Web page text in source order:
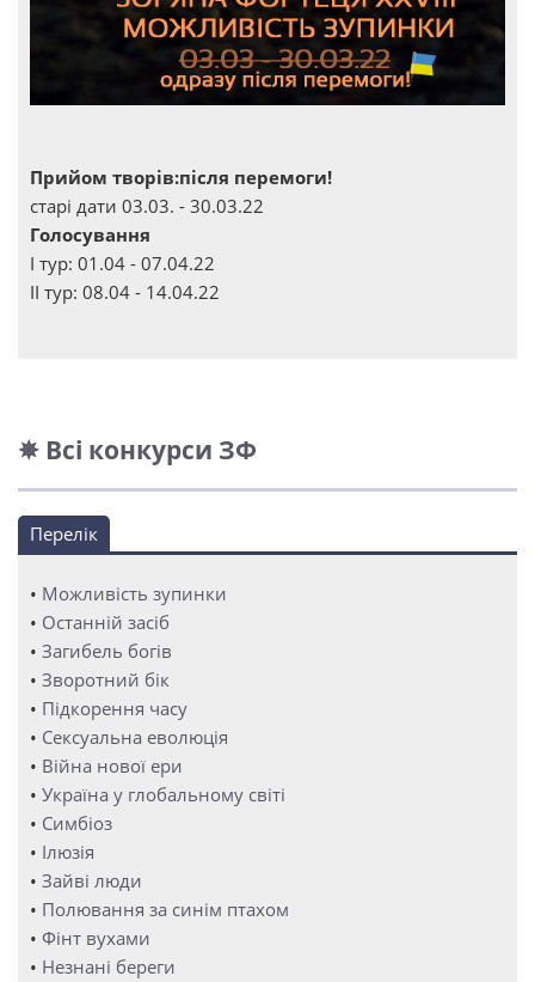
Прийом творів:після перемоги!
старі дати 03.03. - 30.03.22
Голосування
І тур: 01.04 - 07.04.22
ІІ тур: 08.04 - 14.04.22
✵ Всі конкурси ЗФ
Перелік
• Можливість зупинки
• Останній засіб
• Загибель богів
• Зворотний бік
• Підкорення часу
• Сексуальна еволюція
• Війна нової ери
• Україна у глобальному світі
• Симбіоз
• Ілюзія
• Зайві люди
• Полювання за синім птахом
• Фінт вухами
• Незнані береги